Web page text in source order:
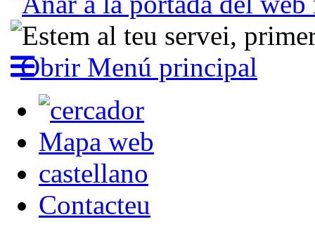
Obrir Menú principal
Mapa web
castellano
Contacteu